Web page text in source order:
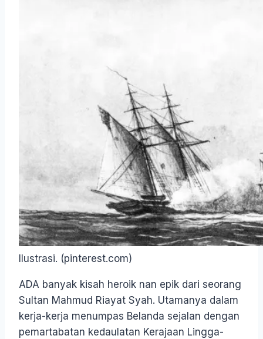
Ilustrasi. (pinterest.com)
ADA banyak kisah heroik nan epik dari seorang
Sultan Mahmud Riayat Syah. Utamanya dalam
kerja-kerja menumpas Belanda sejalan dengan
pemartabatan kedaulatan Kerajaan Lingga-